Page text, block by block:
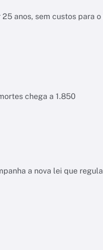
anos, sem custos para
chega a 1.850
a nova lei que